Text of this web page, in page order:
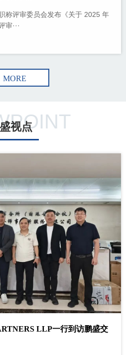
称评审委员会发布《关于 2025 年
···
MORE
视点
LLP一行到访鹏盛交